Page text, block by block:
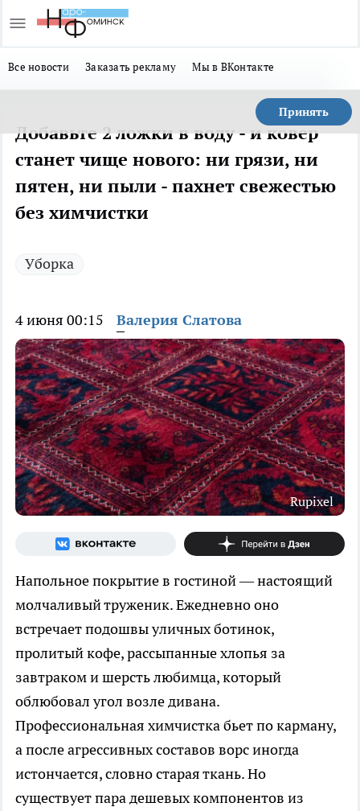
Все новости Заказать рекламу Мы в ВКонтакте
Принять
Добавьте 2 ложки в воду - и ковер
станет чище нового: ни грязи, ни
пятен, ни пыли - пахнет свежестью
без химчистки
Уборка
4 июня 00:15 Валерия Слатова
Rupixel
Напольное покрытие в гостиной — настоящий
молчаливый труженик. Ежедневно оно
встречает подошвы уличных ботинок,
пролитый кофе, рассыпанные хлопья за
завтраком и шерсть любимца, который
облюбовал угол возле дивана.
Профессиональная химчистка бьет по карману,
а после агрессивных составов ворс иногда
истончается, словно старая ткань. Но
существует пара дешевых компонентов из